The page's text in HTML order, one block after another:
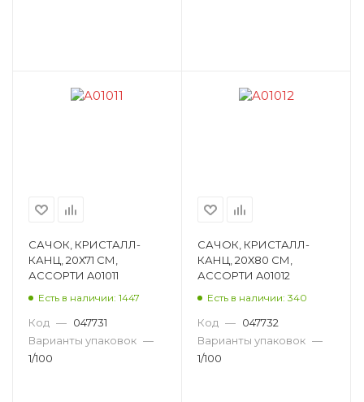
САЧОК, КРИСТАЛЛ-
КАНЦ, 20Х71 СМ,
АССОРТИ A01011
Есть в наличии: 1447
Код — 047731
Варианты упаковок —
1/100
САЧОК, КРИСТАЛЛ-
КАНЦ, 20Х80 СМ,
АССОРТИ A01012
Есть в наличии: 340
Код — 047732
Варианты упаковок —
1/100